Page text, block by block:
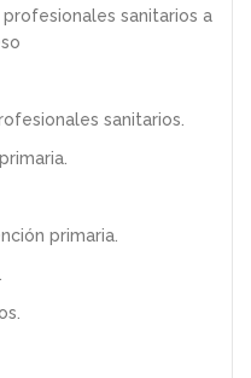
sanitarios a
sanitarios.
primaria.